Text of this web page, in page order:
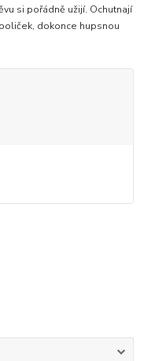
si pořádně užijí. Ochutnají
dokonce hupsnou